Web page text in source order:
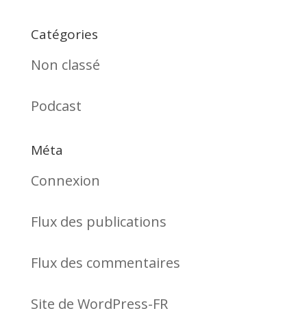
Catégories
Non classé
Podcast
Méta
Connexion
Flux des publications
Flux des commentaires
Site de WordPress-FR